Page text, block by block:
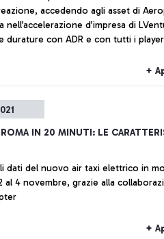
accedendo agli asset di
nell’accelerazione d’impresa di
durature con ADR e con tutti i player
+
IN 20 MINUTI: LE
dati del nuovo air taxi elettrico in
al 4 novembre, grazie alla
+